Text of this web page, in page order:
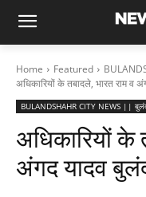
Home Featured
अधिकारियों के तबादले, भारत राम व
BULANDSHAHR CITY NEWS ||
अधिकारियों के
अंगद यादव